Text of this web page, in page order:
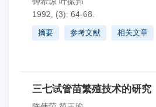
1992, (3): 64-68.
摘要 参考文献 相关文章
三七试管苗繁殖技术的研究